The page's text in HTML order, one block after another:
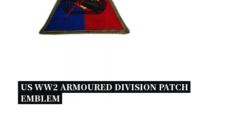
US WW2 ARMOURED DIVISION PATCH
EMBLEM